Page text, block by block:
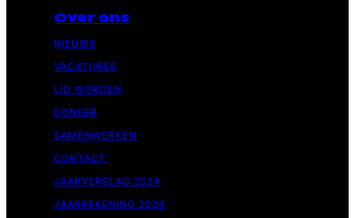
Over ons
NIEUWS
VACATURES
LID WORDEN
DONEER
SAMENWERKEN
CONTACT
JAARVERSLAG 2024
JAARREKENING 2024